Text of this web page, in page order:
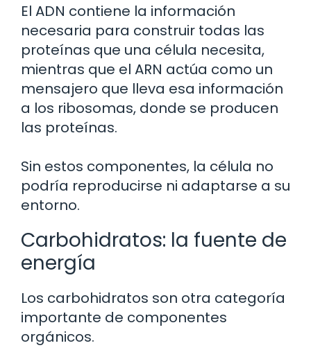
El ADN contiene la información
necesaria para construir todas las
proteínas que una célula necesita,
mientras que el ARN actúa como un
mensajero que lleva esa información
a los ribosomas, donde se producen
las proteínas.
Sin estos componentes, la célula no
podría reproducirse ni adaptarse a su
entorno.
Carbohidratos: la fuente de
energía
Los carbohidratos son otra categoría
importante de componentes
orgánicos.